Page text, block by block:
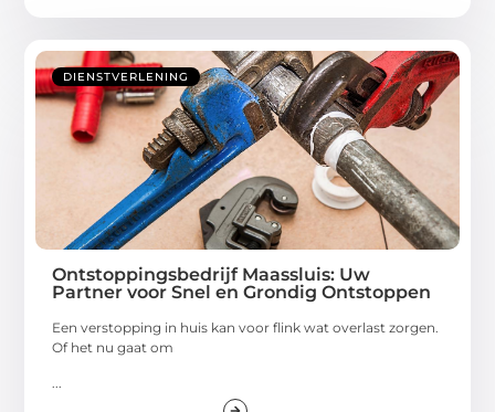
DIENSTVERLENING
Ontstoppingsbedrijf Maassluis: Uw
Partner voor Snel en Grondig Ontstoppen
Een verstopping in huis kan voor flink wat overlast zorgen.
Of het nu gaat om
...